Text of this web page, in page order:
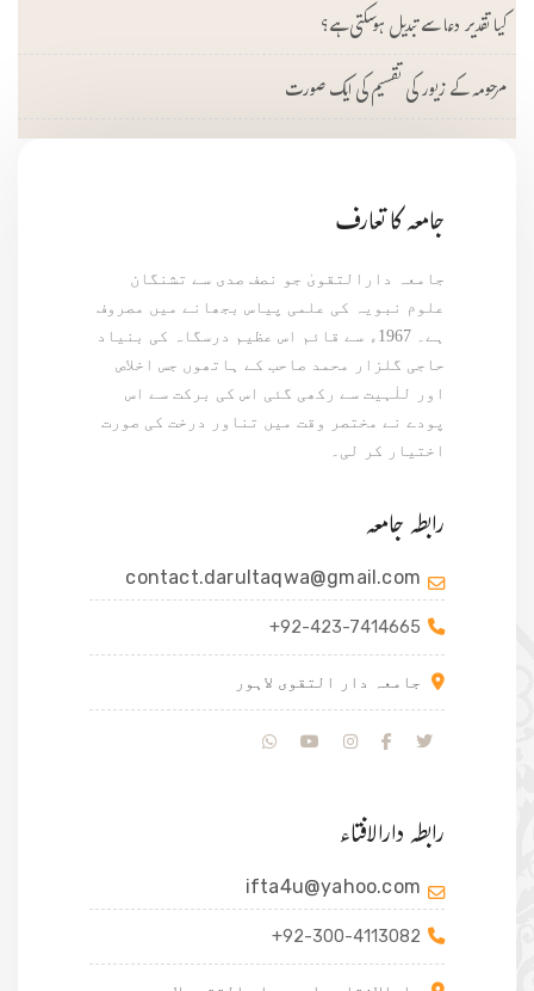
کیا تقدیر دعا سے تبدیل ہوسکتی ہے؟
مرحومہ کے زیور کی تقسیم کی ایک صورت
جامعہ کا تعارف
جامعہ دارالتقویٰ جو نصف صدی سے تشنگان
علوم نبویہ کی علمی پیاس بجھانے میں مصروف
ہے۔ 1967ء سے قائم اس عظیم درسگاہ کی بنیاد
حاجی گلزار محمد صاحب کے ہاتھوں جس اخلاص
اور للٰہیت سے رکھی گئی اس کی برکت سے اس
پودے نے مختصر وقت میں تناور درخت کی صورت
اختیار کر لی۔
رابطہ جامعہ
contact.darultaqwa@gmail.com
+92-423-7414665
جامعہ دار التقوی لاہور
رابطہ دارالافتاء
ifta4u@yahoo.com
+92-300-4113082